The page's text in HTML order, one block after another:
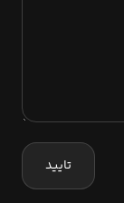
تایید